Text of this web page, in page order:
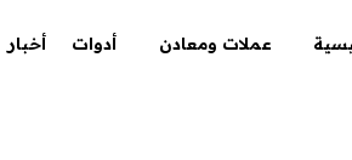
عملات ومعادن أدوات أخبار